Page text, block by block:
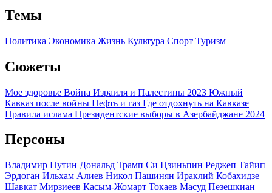
Темы
Политика Экономика Жизнь Культура Спорт Туризм
Сюжеты
Мое здоровье Война Израиля и Палестины 2023 Южный
Кавказ после войны Нефть и газ Где отдохнуть на Кавказе
Правила ислама Президентские выборы в Азербайджане 2024
Персоны
Владимир Путин Дональд Трамп Си Цзиньпин Реджеп Тайип
Эрдоган Ильхам Алиев Никол Пашинян Ираклий Кобахидзе
Шавкат Мирзиеев Касым-Жомарт Токаев Масуд Пезешкиан